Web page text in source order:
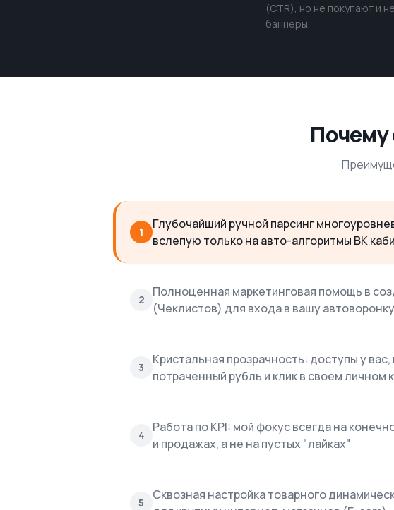
(CTR), но не покупают и
баннеры.
Почему
1
Глубочайший ручной парсинг
вслепую только на авто-алгоритмы ВК
2
Полноценная маркетинговая помощь в
(Чеклистов) для входа в вашу автоворонку
3
Кристальная прозрачность: доступы у
потраченный рубль и клик в своем личном
4
Работа по KPI: мой фокус всегда на
и продажах, а не на пустых "лайках"
5
Сквозная настройка товарного